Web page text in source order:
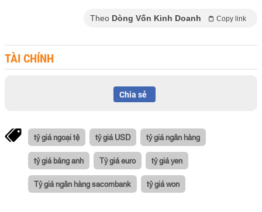
Theo Dòng Vốn Kinh Doanh Copy link
TÀI CHÍNH
Chia sẻ
tỷ giá ngoại tệ tỷ giá USD tỷ giá ngân hàng
tỷ giá bảng anh Tỷ giá euro tỷ giá yen
Tỷ giá ngân hàng sacombank tỷ giá won